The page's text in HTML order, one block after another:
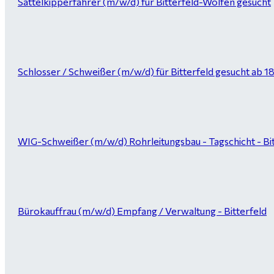
Schlosser / Schweißer (m/w/d) für Bitterfeld gesucht ab
WIG-Schweißer (m/w/d) Rohrleitungsbau - Tagschicht -
Bürokauffrau (m/w/d) Empfang / Verwaltung - Bitterfeld